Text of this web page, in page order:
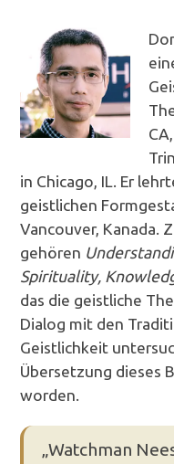
in Chicago, IL. Er
geistlichen
Vancouver, Kanada.
gehören
Spirituality,
das die geistliche
Dialog mit den
Geistlichkeit
Übersetzung dieses
worden.
„Watchman